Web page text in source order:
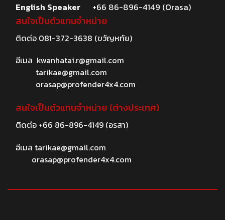
English Speaker
+66 86-896-4149 (Orasa)
สนใจเป็นตัวแทนจำหน่าย
ติดต่อ 081-372-3638 (ขวัญหทัย)
อีเมล kwanhatai.r@gmail.com
tarikae@gmail.com
orasap@profender4x4.com
สนใจเป็นตัวแทนจำหน่าย (ต่างประเทศ)
ติดต่อ +66 86-896-4149(อรสา)
อีเมล tarikae@gmail.com
orasap@profender4x4.com